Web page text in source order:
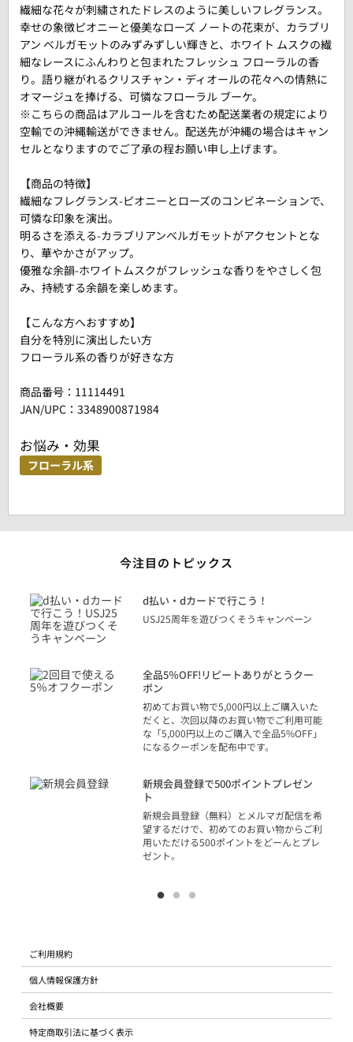
繊細な花々が刺繍されたドレスのように美しいフレグランス。
幸せの象徴ピオニーと優美なローズ ノートの花束が、カラブリ
アン ベルガモットのみずみずしい輝きと、ホワイト ムスクの繊
細なレースにふんわりと包まれたフレッシュ フローラルの香
り。語り継がれるクリスチャン・ディオールの花々への情熱に
オマージュを捧げる、可憐なフローラル ブーケ。
※こちらの商品はアルコールを含むため配送業者の規定により
空輸での沖縄輸送ができません。配送先が沖縄の場合はキャン
セルとなりますのでご了承の程お願い申し上げます。
【商品の特徴】
繊細なフレグランス-ピオニーとローズのコンビネーションで、
可憐な印象を演出。
明るさを添える-カラブリアンベルガモットがアクセントとな
り、華やかさがアップ。
優雅な余韻-ホワイトムスクがフレッシュな香りをやさしく包
み、持続する余韻を楽しめます。
【こんな方へおすすめ】
自分を特別に演出したい方
フローラル系の香りが好きな方
商品番号： 11114491
JAN/UPC：3348900871984
お悩み・効果
フローラル系
今注目のトピックス
d払い・dカードで行こう！
USJ25周年を遊びつくそうキャンペーン
全品5％OFF!リピートありがとうクー
ポン
初めてお買い物で5,000円以上ご購入いた
だくと、次回以降のお買い物でご利用可能
な「5,000円以上のご購入で全品5%OFF」
になるクーポンを配布中です。
新規会員登録で500ポイントプレゼン
ト
新規会員登録（無料）とメルマガ配信を希
望するだけで、初めてのお買い物からご利
用いただける500ポイントをどーんとプレ
ゼント。
ご利用規約
個人情報保護方針
会社概要
特定商取引法に基づく表示